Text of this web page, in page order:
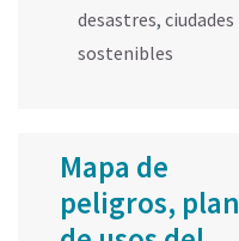
desastres, ciudades
sostenibles
Mapa de
peligros, plan